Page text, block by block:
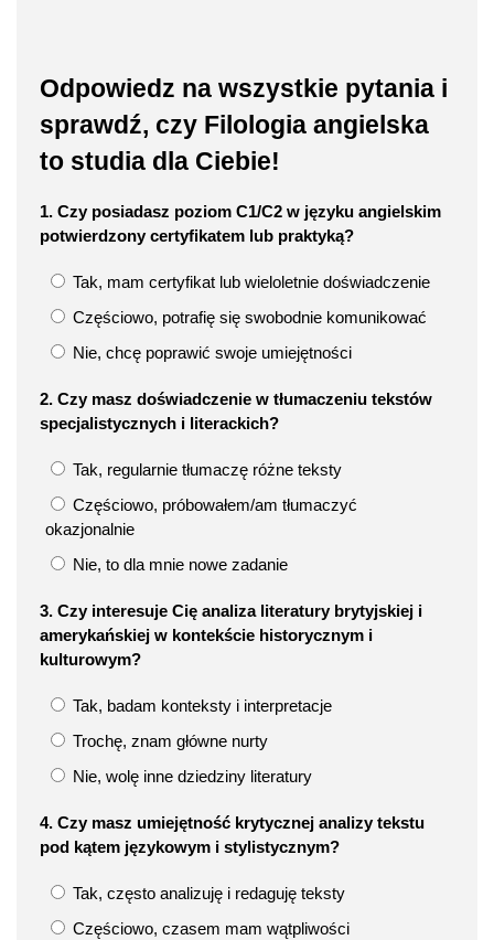
Odpowiedz na wszystkie pytania i
sprawdź, czy Filologia angielska
to studia dla Ciebie!
1. Czy posiadasz poziom C1/C2 w języku angielskim
potwierdzony certyfikatem lub praktyką?
Tak, mam certyfikat lub wieloletnie doświadczenie
Częściowo, potrafię się swobodnie komunikować
Nie, chcę poprawić swoje umiejętności
2. Czy masz doświadczenie w tłumaczeniu tekstów
specjalistycznych i literackich?
Tak, regularnie tłumaczę różne teksty
Częściowo, próbowałem/am tłumaczyć
okazjonalnie
Nie, to dla mnie nowe zadanie
3. Czy interesuje Cię analiza literatury brytyjskiej i
amerykańskiej w kontekście historycznym i
kulturowym?
Tak, badam konteksty i interpretacje
Trochę, znam główne nurty
Nie, wolę inne dziedziny literatury
4. Czy masz umiejętność krytycznej analizy tekstu
pod kątem językowym i stylistycznym?
Tak, często analizuję i redaguję teksty
Częściowo, czasem mam wątpliwości